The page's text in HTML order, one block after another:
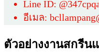
Line ID:
อีเมล:
ตัวอย่างงานสกรีน